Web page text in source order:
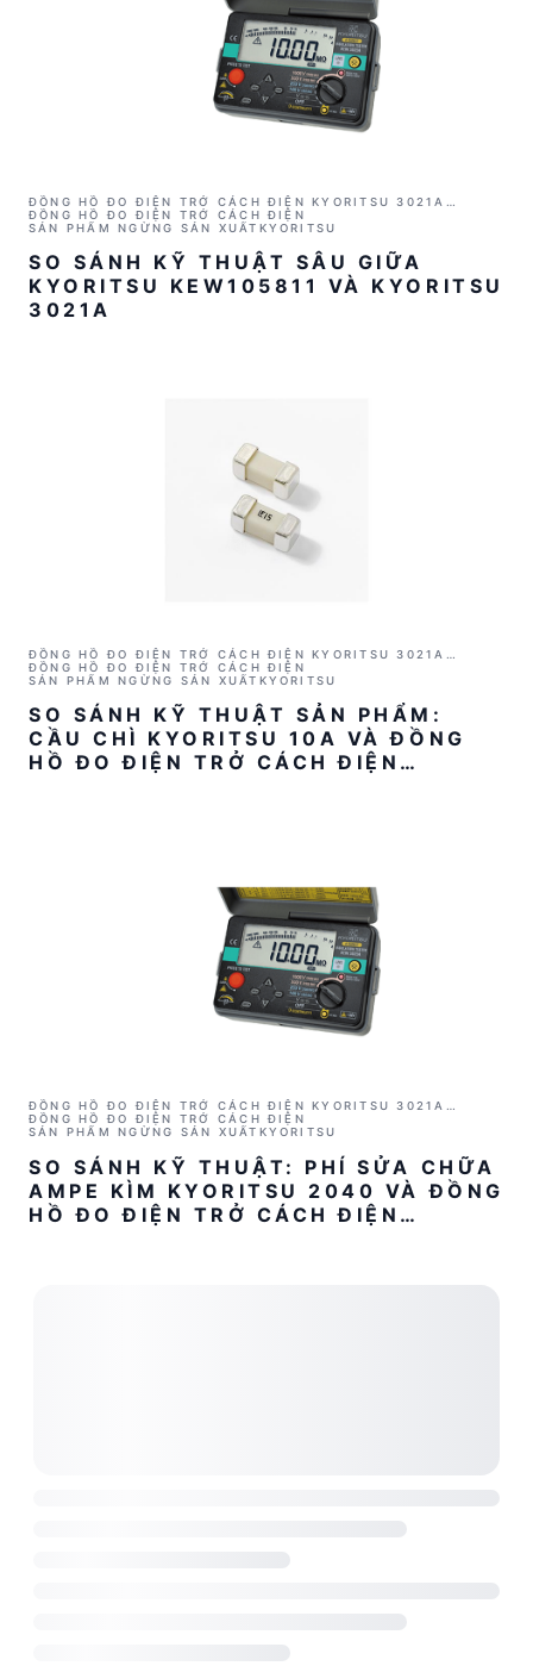
ĐỒNG HỒ ĐO ĐIỆN TRỞ CÁCH ĐIỆN KYORITSU 3021A
(1000V/2GΩ)
ĐỒNG HỒ ĐO ĐIỆN TRỞ CÁCH ĐIỆN
SẢN PHẨM NGỪNG SẢN XUẤT KYORITSU
SO SÁNH KỸ THUẬT SÂU GIỮA
KYORITSU KEW105811 VÀ KYORITSU
3021A
ĐỒNG HỒ ĐO ĐIỆN TRỞ CÁCH ĐIỆN KYORITSU 3021A
(1000V/2GΩ)
ĐỒNG HỒ ĐO ĐIỆN TRỞ CÁCH ĐIỆN
SẢN PHẨM NGỪNG SẢN XUẤT KYORITSU
SO SÁNH KỸ THUẬT SẢN PHẨM:
CẦU CHÌ KYORITSU 10A VÀ ĐỒNG
HỒ ĐO ĐIỆN TRỞ CÁCH ĐIỆN
ĐỒNG HỒ ĐO ĐIỆN TRỞ CÁCH ĐIỆN KYORITSU 3021A
(1000V/2GΩ)
ĐỒNG HỒ ĐO ĐIỆN TRỞ CÁCH ĐIỆN
SẢN PHẨM NGỪNG SẢN XUẤT KYORITSU
SO SÁNH KỸ THUẬT: PHÍ SỬA CHỮA
AMPE KÌM KYORITSU 2040 VÀ ĐỒNG
HỒ ĐO ĐIỆN TRỞ CÁCH ĐIỆN